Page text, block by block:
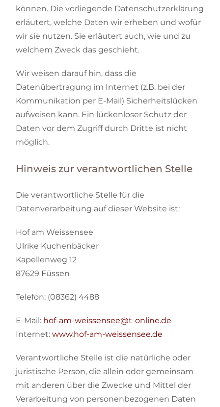
können. Die vorliegende Datenschutzerklärung
erläutert, welche Daten wir erheben und wofür
wir sie nutzen. Sie erläutert auch, wie und zu
welchem Zweck das geschieht.
Wir weisen darauf hin, dass die
Datenübertragung im Internet (z.B. bei der
Kommunikation per E-Mail) Sicherheitslücken
aufweisen kann. Ein lückenloser Schutz der
Daten vor dem Zugriff durch Dritte ist nicht
möglich.
Hinweis zur verantwortlichen Stelle
Die verantwortliche Stelle für die
Datenverarbeitung auf dieser Website ist:
Hof am Weissensee
Ulrike Kuchenbäcker
Kapellenweg 12
87629 Füssen
Telefon: (08362) 4488
E-Mail: hof-am-weissensee@t-online.de
Internet:www.hof-am-weissensee.de
Verantwortliche Stelle ist die natürliche oder
juristische Person, die allein oder gemeinsam
mit anderen über die Zwecke und Mittel der
Verarbeitung von personenbezogenen Daten